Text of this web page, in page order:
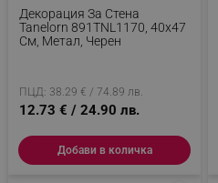
Декорация За Стена
Tanelorn 891TNL1170, 40x47
См, Метал, Черен
ПЦД: 38.29 € / 74.89 лв.
12.73 € / 24.90 лв.
Добави в количка